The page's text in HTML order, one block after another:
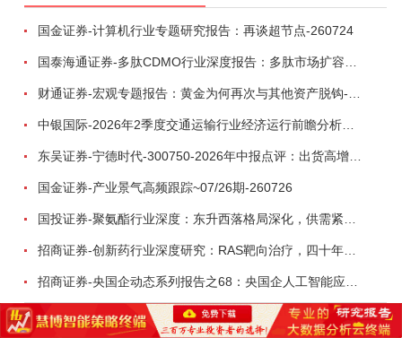
国金证券-计算机行业专题研究报告：再谈超节点-260724
中银国际-2026年2季度交通运输行业经济运行前瞻分析：地缘冲突致航运和航空景气度分化，交通基础设施板块总体呈现稳健特征-260724
东吴证券-宁德时代-300750-2026年中报点评：出货高增业绩稳健，回购彰显龙头信心-260726
国金证券-产业景气高频跟踪~07/26期-260726
招商证券-创新药行业深度研究：RAS靶向治疗，四十年不可成药的终结，与终结之后的治疗格局演化-260805